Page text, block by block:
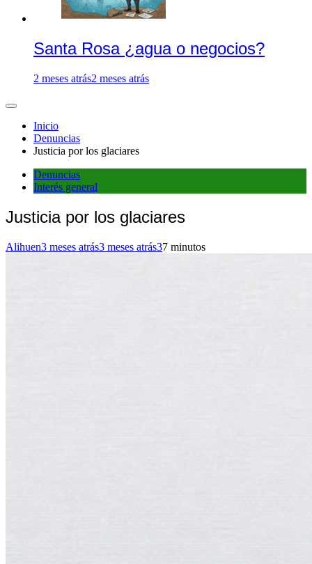
Santa Rosa ¿agua o negocios?
2 meses atrás2 meses atrás
Inicio
Denuncias
Justicia por los glaciares
Denuncias
Interés general
Justicia por los glaciares
Alihuen3 meses atrás3 meses atrás37 minutos